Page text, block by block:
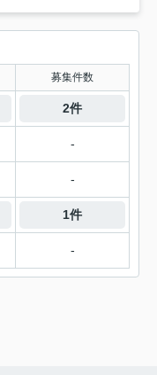
募集件数
2件
-
-
1件
-